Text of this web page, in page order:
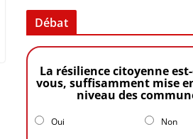
Débat
La résilience citoyenne
vous, suffisamment mise
niveau des
Oui Non